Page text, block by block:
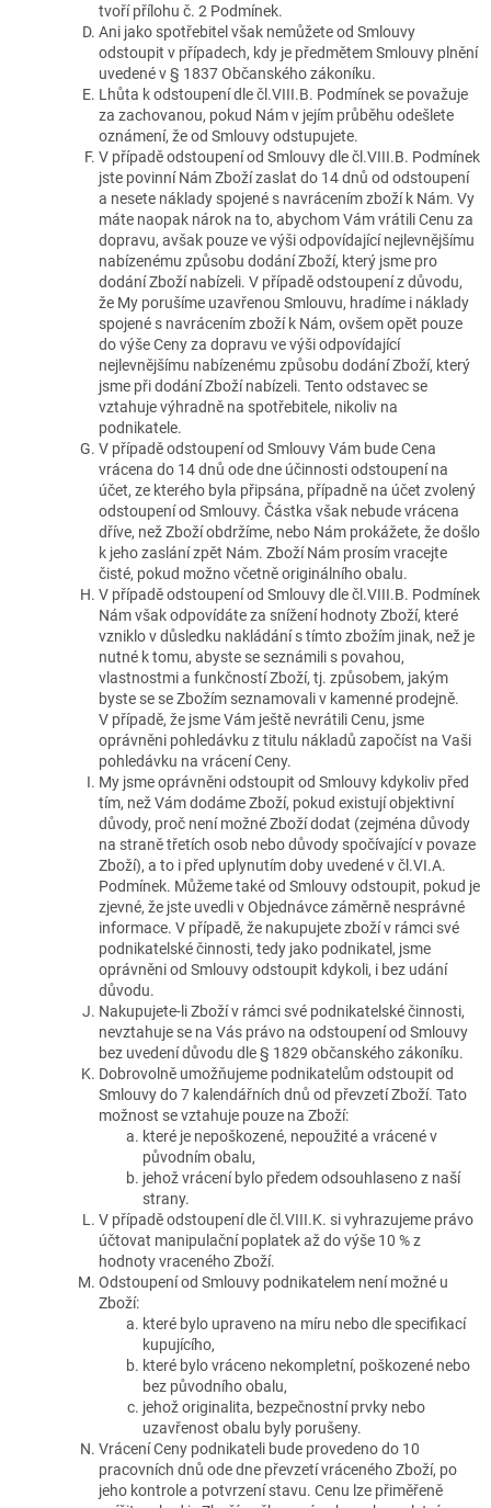
tvoří přílohu č. 2 Podmínek.
Ani jako spotřebitel však nemůžete od Smlouvy
odstoupit v případech, kdy je předmětem Smlouvy plnění
uvedené v § 1837 Občanského zákoníku.
Lhůta k odstoupení dle čl.VIII.B. Podmínek se považuje
za zachovanou, pokud Nám v jejím průběhu odešlete
oznámení, že od Smlouvy odstupujete.
V případě odstoupení od Smlouvy dle čl.VIII.B. Podmínek
jste povinní Nám Zboží zaslat do 14 dnů od odstoupení
a nesete náklady spojené s navrácením zboží k Nám. Vy
máte naopak nárok na to, abychom Vám vrátili Cenu za
dopravu, avšak pouze ve výši odpovídající nejlevnějšímu
nabízenému způsobu dodání Zboží, který jsme pro
dodání Zboží nabízeli. V případě odstoupení z důvodu,
že My porušíme uzavřenou Smlouvu, hradíme i náklady
spojené s navrácením zboží k Nám, ovšem opět pouze
do výše Ceny za dopravu ve výši odpovídající
nejlevnějšímu nabízenému způsobu dodání Zboží, který
jsme při dodání Zboží nabízeli. Tento odstavec se
vztahuje výhradně na spotřebitele, nikoliv na
podnikatele.
V případě odstoupení od Smlouvy Vám bude Cena
vrácena do 14 dnů ode dne účinnosti odstoupení na
účet, ze kterého byla připsána, případně na účet zvolený
odstoupení od Smlouvy. Částka však nebude vrácena
dříve, než Zboží obdržíme, nebo Nám prokážete, že došlo
k jeho zaslání zpět Nám. Zboží Nám prosím vracejte
čisté, pokud možno včetně originálního obalu.
V případě odstoupení od Smlouvy dle čl.VIII.B. Podmínek
Nám však odpovídáte za snížení hodnoty Zboží, které
vzniklo v důsledku nakládání s tímto zbožím jinak, než je
nutné k tomu, abyste se seznámili s povahou,
vlastnostmi a funkčností Zboží, tj. způsobem, jakým
byste se se Zbožím seznamovali v kamenné prodejně.
V případě, že jsme Vám ještě nevrátili Cenu, jsme
oprávněni pohledávku z titulu nákladů započíst na Vaši
pohledávku na vrácení Ceny.
My jsme oprávněni odstoupit od Smlouvy kdykoliv před
tím, než Vám dodáme Zboží, pokud existují objektivní
důvody, proč není možné Zboží dodat (zejména důvody
na straně třetích osob nebo důvody spočívající v povaze
Zboží), a to i před uplynutím doby uvedené v čl.VI.A.
Podmínek. Můžeme také od Smlouvy odstoupit, pokud je
zjevné, že jste uvedli v Objednávce záměrně nesprávné
informace. V případě, že nakupujete zboží v rámci své
podnikatelské činnosti, tedy jako podnikatel, jsme
oprávněni od Smlouvy odstoupit kdykoli, i bez udání
důvodu.
Nakupujete-li Zboží v rámci své podnikatelské činnosti,
nevztahuje se na Vás právo na odstoupení od Smlouvy
bez uvedení důvodu dle § 1829 občanského zákoníku.
Dobrovolně umožňujeme podnikatelům odstoupit od
Smlouvy do 7 kalendářních dnů od převzetí Zboží. Tato
možnost se vztahuje pouze na Zboží:
které je nepoškozené, nepoužité a vrácené v
původním obalu,
jehož vrácení bylo předem odsouhlaseno z naší
strany.
V případě odstoupení dle čl.VIII.K. si vyhrazujeme právo
účtovat manipulační poplatek až do výše 10 % z
hodnoty vraceného Zboží.
Odstoupení od Smlouvy podnikatelem není možné u
Zboží:
které bylo upraveno na míru nebo dle specifikací
kupujícího,
které bylo vráceno nekompletní, poškozené nebo
bez původního obalu,
jehož originalita, bezpečnostní prvky nebo
uzavřenost obalu byly porušeny.
Vrácení Ceny podnikateli bude provedeno do 10
pracovních dnů ode dne převzetí vráceného Zboží, po
jeho kontrole a potvrzení stavu. Cenu lze přiměřeně